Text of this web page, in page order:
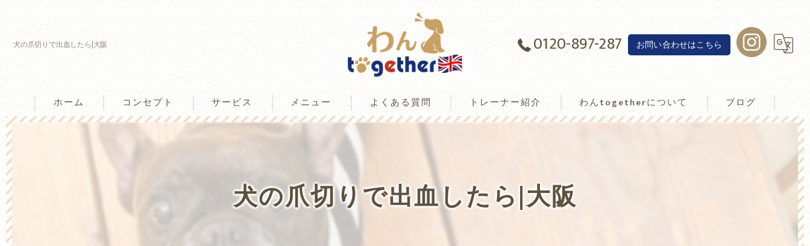
犬の爪切りで出血したら|大阪 0120-897-287 お問い合わせはこちら
ホーム コンセプト
兵庫のしつけ教室･わんtogetherの口コミ情報
兵庫のしつけ教室･わんtogetherのお客様の声
サービス メニュー よくある質問 トレーナー紹介 わんtogetherについて ブログ
犬の爪切りで出血したら|大阪